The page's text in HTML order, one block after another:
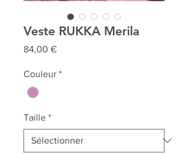
Veste RUKKA Merila
84,00 €Prix
Couleur *
Taille *